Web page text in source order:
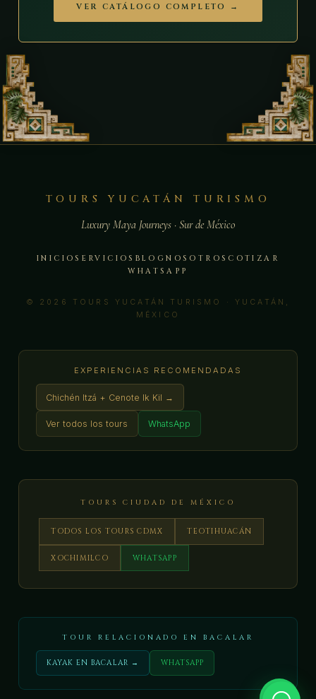
VER CATÁLOGO COMPLETO →
TOURS YUCATÁN TURISMO
Luxury Maya Journeys · Sur de México
INICIOSERVICIOS BLOGNOSOTROS COTIZAR
WHATSAPP
© 2026 TOURS YUCATÁN TURISMO · YUCATÁN,
MÉXICO
EXPERIENCIAS RECOMENDADAS
Chichén Itzá + Cenote Ik Kil →
Ver todos los tours WhatsApp
TOURS CIUDAD DE MÉXICO
TODOS LOS TOURS CDMX TEOTIHUACÁN
XOCHIMILCO WHATSAPP
TOUR RELACIONADO EN BACALAR
KAYAK EN BACALAR → WHATSAPP